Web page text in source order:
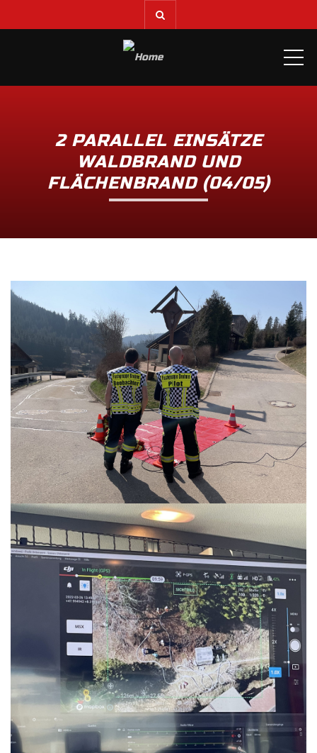
2 PARALLEL EINSÄTZE
WALDBRAND UND
FLÄCHENBRAND (04/05)